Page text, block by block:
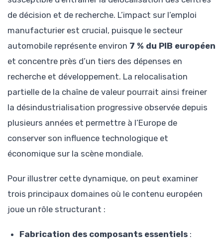
de décision et de recherche. L’impact sur l’emploi
manufacturier est crucial, puisque le secteur
automobile représente environ 7 % du PIB européen
et concentre près d’un tiers des dépenses en
recherche et développement. La relocalisation
partielle de la chaîne de valeur pourrait ainsi freiner
la désindustrialisation progressive observée depuis
plusieurs années et permettre à l’Europe de
conserver son influence technologique et
économique sur la scène mondiale.
Pour illustrer cette dynamique, on peut examiner
trois principaux domaines où le contenu européen
joue un rôle structurant :
Fabrication des composants essentiels :